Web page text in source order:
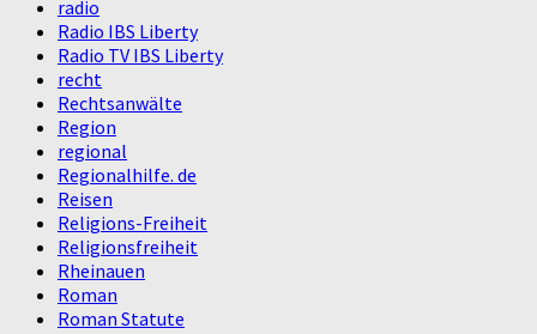
radio
Radio IBS Liberty
Radio TV IBS Liberty
recht
Rechtsanwälte
Region
regional
Regionalhilfe. de
Reisen
Religions-Freiheit
Religionsfreiheit
Rheinauen
Roman
Roman Statute